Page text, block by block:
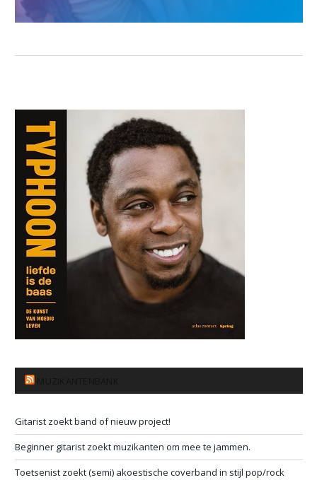
Gitarist zoekt band of nieuw project!
Beginner gitarist zoekt muzikanten om mee te jammen.
Toetsenist zoekt (semi) akoestische coverband in stijl pop/rock